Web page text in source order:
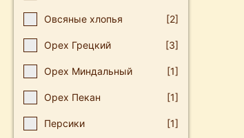
Овсяные хлопья [2]
Орех Грецкий [3]
Орех Миндальный [1]
Орех Пекан [1]
Персики [1]